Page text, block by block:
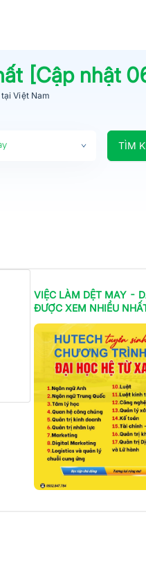
[Cập nhật
Việt Nam
TÌM
VIỆC LÀM DỆT MAY -
ĐƯỢC XEM NHIỀU